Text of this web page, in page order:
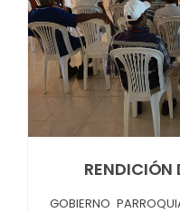
RENDICIÓN
GOBIERNO